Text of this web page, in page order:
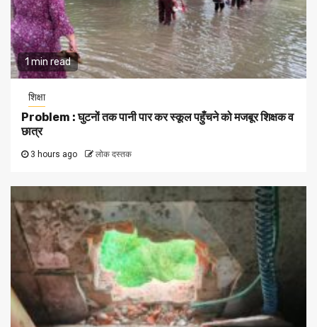
1 min read
शिक्षा
Problem : घुटनों तक पानी पार कर स्कूल पहुँचने को मजबूर शिक्षक व
छात्र
3 hours ago लोक दस्तक